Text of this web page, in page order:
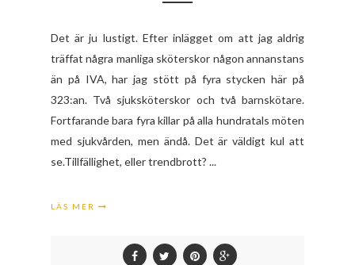
Det är ju lustigt. Efter inlägget om att jag aldrig
träffat några manliga sköterskor någon annanstans
än på IVA, har jag stött på fyra stycken här på
323:an. Två sjuksköterskor och två barnskötare.
Fortfarande bara fyra killar på alla hundratals möten
med sjukvården, men ändå. Det är väldigt kul att
se.Tillfällighet, eller trendbrott? ...
LÄS MER